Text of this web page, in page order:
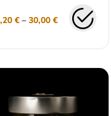
€– 30,00 €